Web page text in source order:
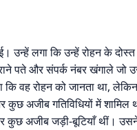
लगा कि उन्हें रोहन के दोस्त
पते और संपर्क नंबर खंगाले जो
कि वह रोहन को जानता था,
कुछ अजीब गतिविधियों में
कुछ अजीब जड़ी-बूटियाँ थीं।